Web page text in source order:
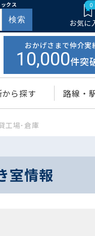
クス
検索
0
お気に
おかげさまで仲介実
10,000件突
ら探す 路線・
工場･倉庫
室情報